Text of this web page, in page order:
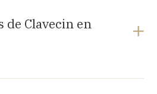
Sainte-Croix,
25110 BAUME-LES-
de Clavecin en